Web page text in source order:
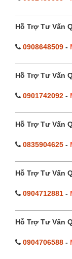
Hỗ Trợ Tư Vấn
0908648509 -
Hỗ Trợ Tư Vấn
0901742092 -
Hỗ Trợ Tư Vấn
0835904625 -
Hỗ Trợ Tư Vấn
0904712881 -
Hỗ Trợ Tư Vấn
0904706588 -